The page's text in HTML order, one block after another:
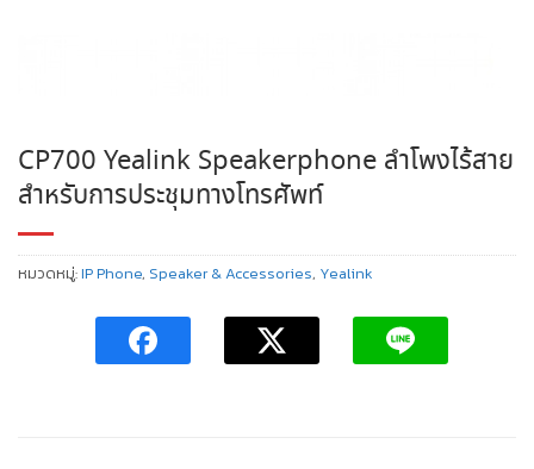
CP700 Yealink Speakerphone ลำโพงไร้สาย
สำหรับการประชุมทางโทรศัพท์
หมวดหมู่:IP Phone, Speaker & Accessories, Yealink